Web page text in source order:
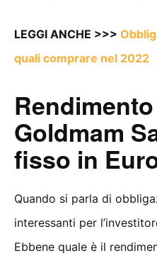
LEGGI ANCHE >>>
quali comprare nel 2022
Goldmam
fisso in
Quando si parla di
interessanti per
Ebbene quale è il